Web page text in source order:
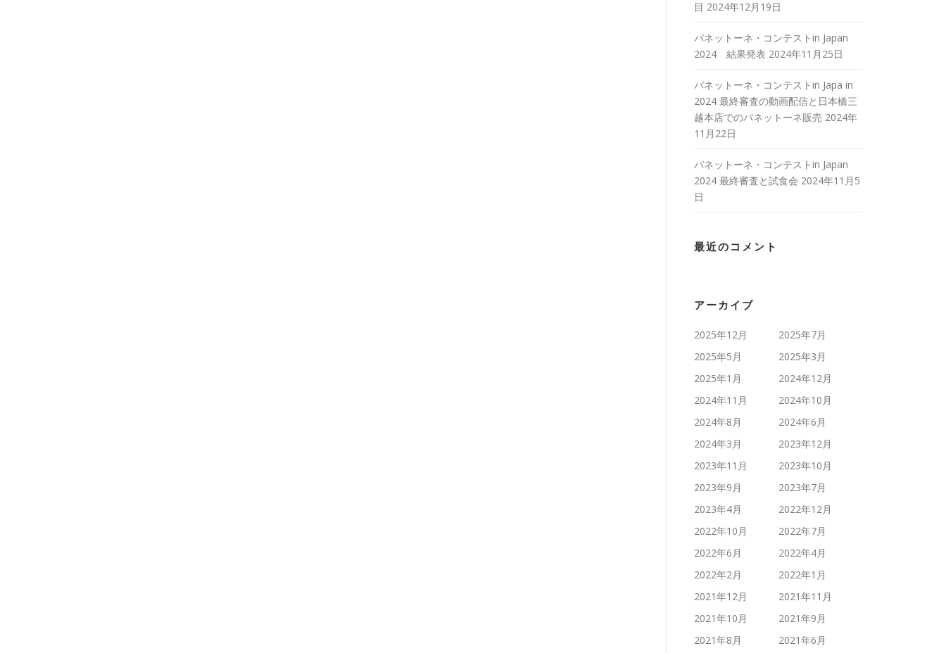
目 2024年12月19日
パネットーネ・コンテストin Japan
2024 結果発表 2024年11月25日
パネットーネ・コンテストin Japa in
2024 最終審査の動画配信と日本橋三
越本店でのパネットーネ販売 2024年
11月22日
パネットーネ・コンテストin Japan
2024 最終審査と試食会 2024年11月5
日
最近のコメント
アーカイブ
2025年12月
2025年7月
2025年5月
2025年3月
2025年1月
2024年12月
2024年11月
2024年10月
2024年8月
2024年6月
2024年3月
2023年12月
2023年11月
2023年10月
2023年9月
2023年7月
2023年4月
2022年12月
2022年10月
2022年7月
2022年6月
2022年4月
2022年2月
2022年1月
2021年12月
2021年11月
2021年10月
2021年9月
2021年8月
2021年6月